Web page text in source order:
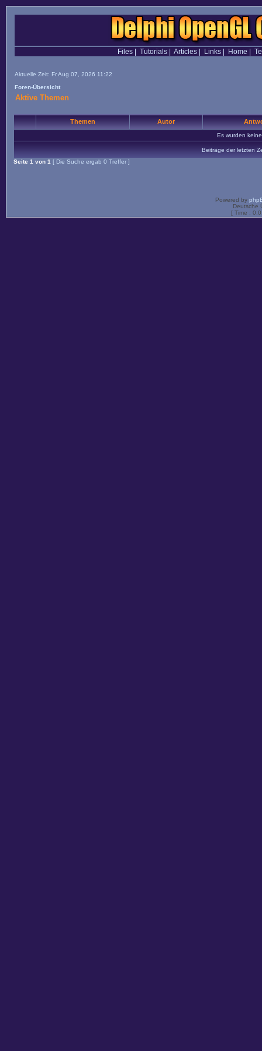
Files| Tutorials| Articles| Links| Home
Aktuelle Zeit: Fr Aug 07, 2026 11:22
Foren-Übersicht
Aktive Themen
Themen Autor
Es wurden
Beiträge der letzten
Seite 1 von 1 [ Die Suche ergab 0 Treffer ]
Powered by
Deutsche
[ Time :